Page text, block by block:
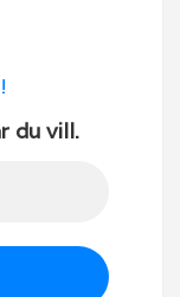
du vill.